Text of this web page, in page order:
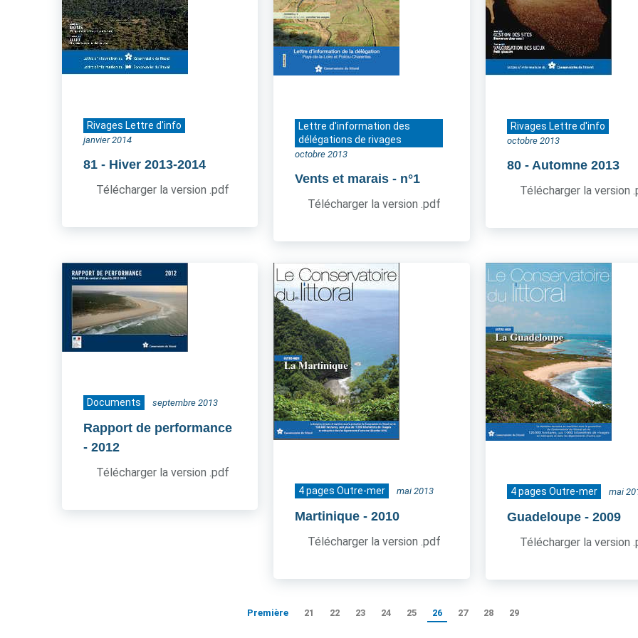
Rivages Lettre d'info
janvier 2014
81 - Hiver 2013-2014
Télécharger la version .pdf
Lettre d'information des
délégations de rivages
octobre 2013
Vents et marais - n°1
Télécharger la version .pdf
Rivages Lettre d'info
octobre 2013
80 - Automne 2013
Télécharger la version
Documents septembre 2013
Rapport de performance
- 2012
Télécharger la version .pdf
4 pages Outre-mer mai 2013
Martinique - 2010
Télécharger la version .pdf
4 pages Outre-mer mai
Guadeloupe - 2009
Télécharger la version
Première 21 22 23 24 25 26 27 28 29